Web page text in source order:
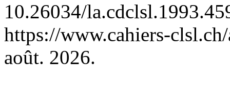
10.26034/
https://www.cahiers-
août. 2026.